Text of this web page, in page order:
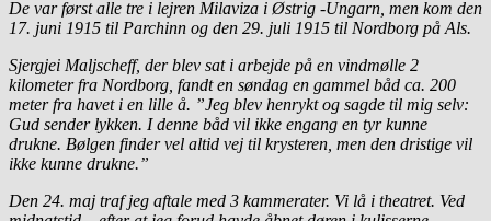
De var først alle tre i lejren Milaviza i Østrig -Ungarn, men kom den
17. juni 1915 til Parchinn og den 29. juli 1915 til Nordborg på Als.
Sjergjei Maljscheff, der blev sat i arbejde på en vindmølle 2
kilometer fra Nordborg, fandt en søndag en gammel båd ca. 200
meter fra havet i en lille å. ”Jeg blev henrykt og sagde til mig selv:
Gud sender lykken. I denne båd vil ikke engang en tyr kunne
drukne. Bølgen finder vel altid vej til krysteren, men den dristige vil
ikke kunne drukne.”
Den 24. maj traf jeg aftale med 3 kammerater. Vi lå i theatret. Ved